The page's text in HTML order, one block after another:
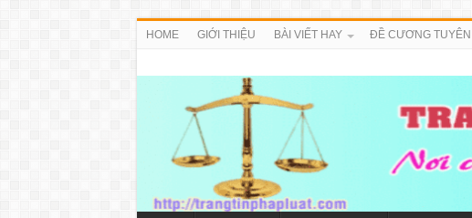
HOME GIỚI THIỆU BÀI VIẾT HAY ĐỀ CƯƠNG TUYÊN